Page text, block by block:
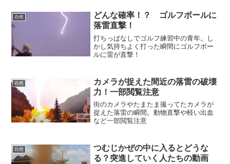
自然
どんな確率！？ ゴルフボールに
落雷直撃！
打ちっぱなしでゴルフ練習中の青年。し
かし気持ちよく打った瞬間にゴルフボー
ルに雷が直撃！
自然
カメラが捉えた間近の落雷の破壊
力！一部閲覧注意
街のカメラやたまたま撮ってたカメラが
捉えた落雷の瞬間。動物直撃や軽い出血
など一部閲覧注意
自然
つむじかぜの中に入るとどうな
る？突進していく人たちの動画